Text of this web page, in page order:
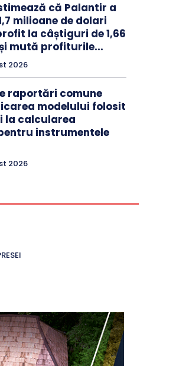
că Palantir a
milioane de dolari
la câștiguri de 1,66
mută profiturile...
2026
raportări comune
modelului folosit
la calcularea
instrumentele
2026